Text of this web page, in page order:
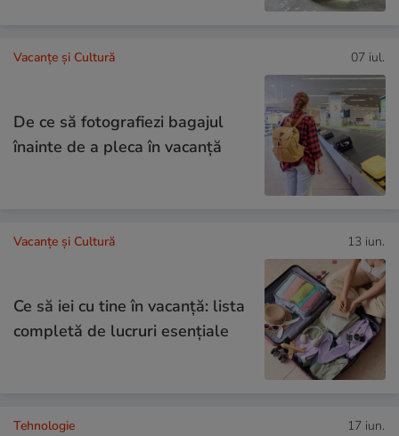
Vacanțe și Cultură 07 iul.
De ce să fotografiezi bagajul
înainte de a pleca în vacanță
Vacanțe și Cultură 13 iun.
Ce să iei cu tine în vacanță: lista
completă de lucruri esențiale
Tehnologie 17 iun.